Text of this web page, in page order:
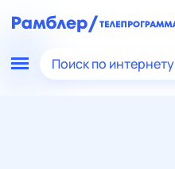
Поиск по интернету